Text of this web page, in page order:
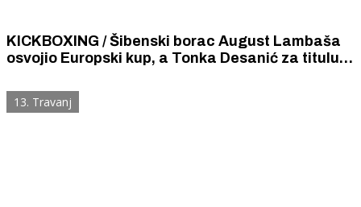
KICKBOXING / Šibenski borac August Lambaša
osvojio Europski kup, a Tonka Desanić za titulu
13. Travanj